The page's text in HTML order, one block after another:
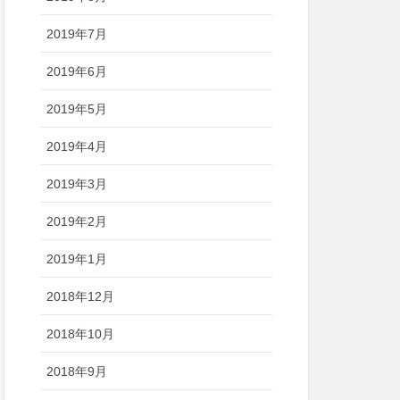
2019年7月
2019年6月
2019年5月
2019年4月
2019年3月
2019年2月
2019年1月
2018年12月
2018年10月
2018年9月